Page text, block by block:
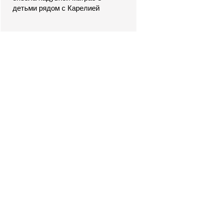
детьми рядом с Карелией